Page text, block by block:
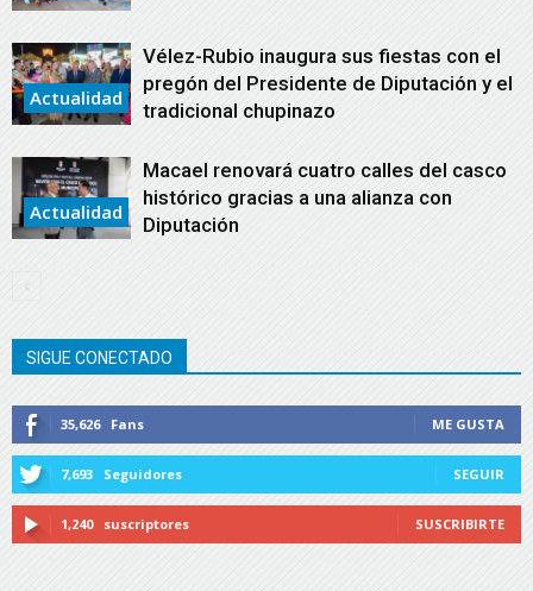
Actualidad
Vélez-Rubio inaugura sus fiestas con el
pregón del Presidente de Diputación y el
tradicional chupinazo
Actualidad
Macael renovará cuatro calles del casco
histórico gracias a una alianza con
Diputación
SIGUE CONECTADO
35,626 Fans ME GUSTA
7,693 Seguidores SEGUIR
1,240 suscriptores SUSCRIBIRTE